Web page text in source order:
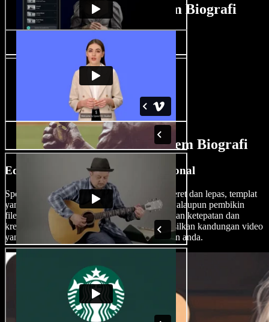
Tutorial Pembuat Filem Biografi
Ciri-Ciri AI Pembuat Filem Biografi
Edit Filem Biografi Seperti Profesional
Speechify Studio menawarkan antaramuka seret dan lepas, templat
yang boleh diubah suai serta kesan AI, jadi walaupun pembikin
filem baharu boleh menyunting biografi dengan ketepatan dan
kreativiti bak pengarah pemenang Oscar. Hasilkan kandungan video
yang memukau dan mudah dihadam penonton anda.